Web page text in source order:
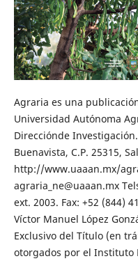
Agraria es una
Universidad Autónoma
Direcciónde
Buenavista, C.P. 25315,
http://www.uaaan.mx/
agraria_ne@uaaan.mx
ext. 2003. Fax: +52 (844)
Víctor Manuel López
Exclusivo del Título (en
otorgados por el Instituto